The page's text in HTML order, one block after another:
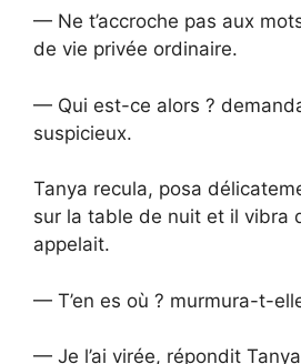
— Ne t’accroche pas aux
de vie privée ordinaire.
— Qui est-ce alors ?
suspicieux.
Tanya recula, posa
sur la table de nuit et il vibra
appelait.
— T’en es où ? murmura-t-
— Je l’ai virée, répondit